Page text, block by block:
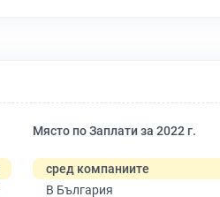
Място по Заплати за 2022 г.
сред компаниите
В България